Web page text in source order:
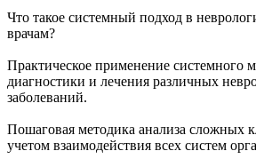
Что такое системный подход в
врачам?
Практическое применение системного
диагностики и лечения различных
заболеваний.
Пошаговая методика анализа сложных
учетом взаимодействия всех систем